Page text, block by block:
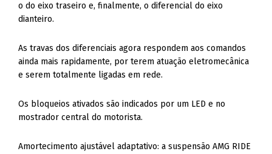
o do eixo traseiro e, finalmente, o diferencial do eixo
dianteiro.
As travas dos diferenciais agora respondem aos comandos
ainda mais rapidamente, por terem atuação eletromecânica
e serem totalmente ligadas em rede.
Os bloqueios ativados são indicados por um LED e no
mostrador central do motorista.
Amortecimento ajustável adaptativo: a suspensão AMG RIDE